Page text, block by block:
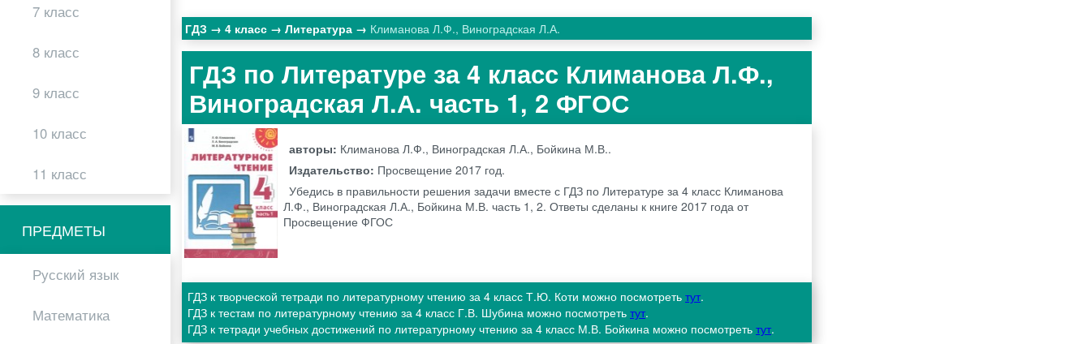
7 класс
8 класс
9 класс
10 класс
11 класс
ПРЕДМЕТЫ
Русский язык
Математика
ГДЗ 4 класс Литература Климанова Л.Ф., Виноградская Л.А.
ГДЗ по Литературе за 4 класс Климанова Л.Ф.,
Виноградская Л.А. часть 1, 2 ФГОС
авторы: Климанова Л.Ф., Виноградская Л.А., Бойкина М.В..
Издательство: Просвещение 2017 год.
Убедись в правильности решения задачи вместе с ГДЗ по Литературе за 4 класс Климанова
Л.Ф., Виноградская Л.А., Бойкина М.В. часть 1, 2. Ответы сделаны к книге 2017 года от
Просвещение ФГОС
ГДЗ к творческой тетради по литературному чтению за 4 класс Т.Ю. Коти можно посмотреть тут.
ГДЗ к тестам по литературному чтению за 4 класс Г.В. Шубина можно посмотреть тут.
ГДЗ к тетради учебных достижений по литературному чтению за 4 класс М.В. Бойкина можно посмотреть тут.